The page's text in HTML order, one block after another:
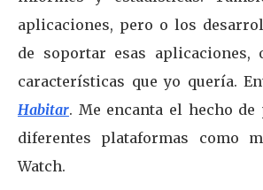
aplicaciones, pero o los
de soportar esas
características que yo quería.
Habitar. Me encanta el hecho
diferentes plataformas como
Watch.